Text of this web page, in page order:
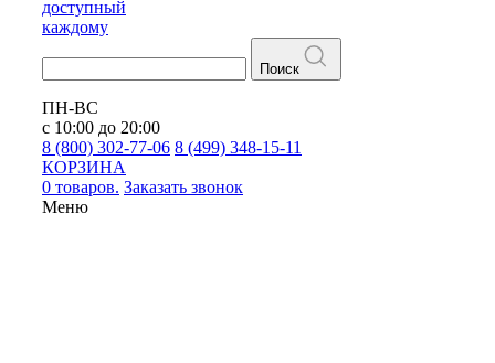
доступный
каждому
Поиск
ПН-ВС
с 10:00 до 20:00
8 (800) 302-77-06 8 (499) 348-15-11
КОРЗИНА
0 товаров. Заказать звонок
Меню